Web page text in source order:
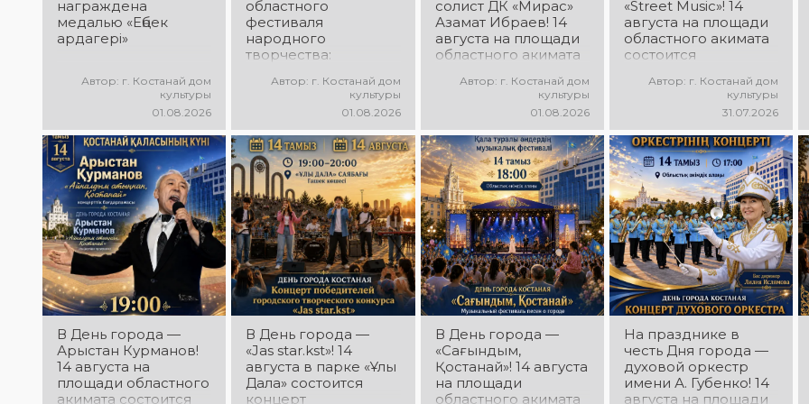
награждена
медалью «Еңбек
ардагері»
Автор: г. Костанай дом
культуры
01.08.2026
областного
фестиваля
народного
творчества:
Автор: г. Костанай дом
культуры
01.08.2026
солист ДК «Мирас»
Азамат Ибраев! 14
августа на площади
областного акимата
концертная
программа Азамата
Ибраева! Вас ждут
любимые песни,
яркое выступление,
мощная энергия и
праздничное
настроение!
Автор: г. Костанай дом
культуры
01.08.2026
«Street Music»! 14
августа на площади
областного акимата
состоится
программа
коллективов города
«Street Music»! Вас
ждут современная
музыка, яркие
выступления,
мощная энергия и
праздничное
настроение!
Автор: г. Костанай дом
культуры
31.07.2026
В День города —
Арыстан Курманов!
14 августа на
площади областного
акимата состоится
В День города —
«Jas star.kst»! 14
августа в парке «Ұлы
Дала» состоится
концерт
В День города —
«Сағындым,
Қостанай»! 14 августа
на площади
областного акимата
На празднике в
честь Дня города —
духовой оркестр
имени А. Губенко! 14
августа на площади